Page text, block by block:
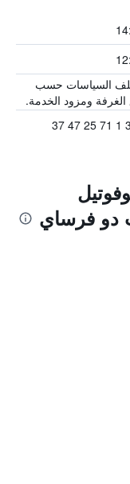
السياسات حسب
الغرفة ومزود الخدمة.
دو فرساي